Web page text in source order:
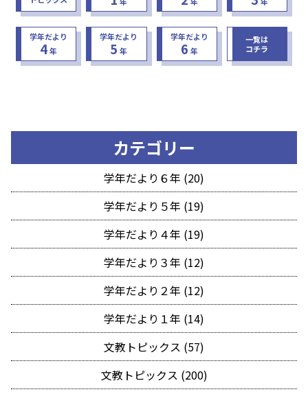
学年だより
4年
学年だより
5 年
学年だより
6 年
一覧は
コチラ
カテゴリー
学年だより６年 (20)
学年だより５年 (19)
学年だより４年 (19)
学年だより３年 (12)
学年だより２年 (12)
学年だより１年 (14)
文教トピックス (57)
文教トピックス (200)